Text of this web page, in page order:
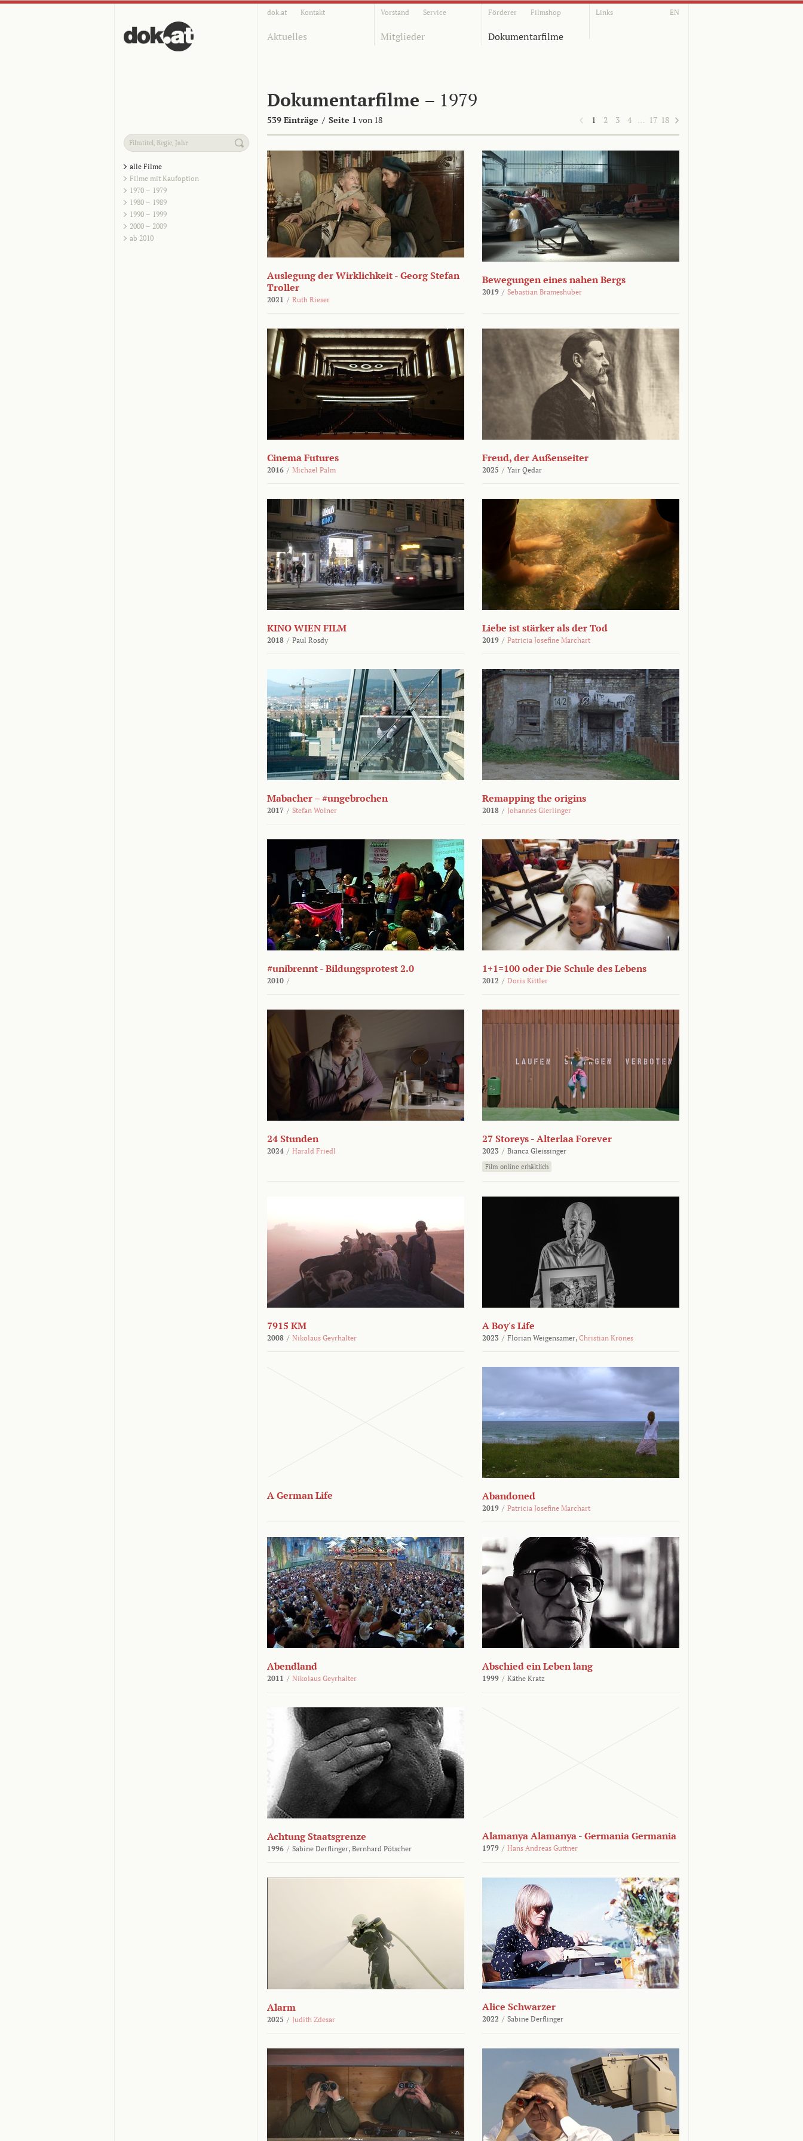
dok.at Kontakt Vorstand Service Förderer Filmshop Links EN
Aktuelles Mitglieder Dokumentarfilme
Dokumentarfilme – 1979
539 Einträge / Seite 1 von 18 1 2 3 4 … 17 18
alle Filme
Filme mit Kaufoption
1970 – 1979
1980 – 1989
1990 – 1999
2000 – 2009
ab 2010
Auslegung der Wirklichkeit - Georg Stefan
Troller
2021 / Ruth Rieser
Bewegungen eines nahen Bergs
2019 / Sebastian Brameshuber
Cinema Futures
2016 / Michael Palm
Freud, der Außenseiter
2025 / Yair Qedar
KINO WIEN FILM
2018 / Paul Rosdy
Liebe ist stärker als der Tod
2019 / Patricia Josefine Marchart
Mabacher – #ungebrochen
2017 / Stefan Wolner
Remapping the origins
2018 / Johannes Gierlinger
#unibrennt - Bildungsprotest 2.0
2010 /
1+1=100 oder Die Schule des Lebens
2012 / Doris Kittler
24 Stunden
2024 / Harald Friedl
27 Storeys - Alterlaa Forever
2023 / Bianca Gleissinger
Film online erhältlich
7915 KM
2008 / Nikolaus Geyrhalter
A Boy's Life
2023 / Florian Weigensamer, Christian Krönes
A German Life Abandoned
2019 / Patricia Josefine Marchart
Abendland
2011 / Nikolaus Geyrhalter
Abschied ein Leben lang
1999 / Käthe Kratz
Achtung Staatsgrenze
1996 / Sabine Derflinger, Bernhard Pötscher
Alamanya Alamanya - Germania Germania
1979 / Hans Andreas Guttner
Alarm
2025 / Judith Zdesar
Alice Schwarzer
2022 / Sabine Derflinger